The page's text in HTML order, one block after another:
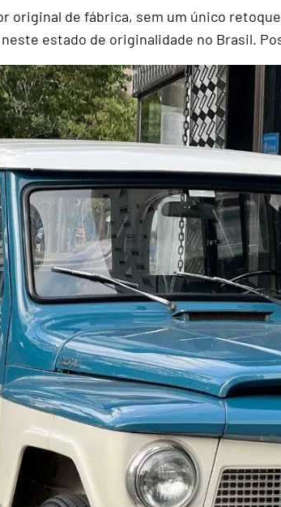
original de fábrica, sem um único
neste estado de originalidade no Brasil.